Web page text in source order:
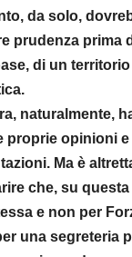
da solo,
prudenza prima
di un
naturalmente,
proprie opinioni
Ma è
che, su
e non per
una segreteria